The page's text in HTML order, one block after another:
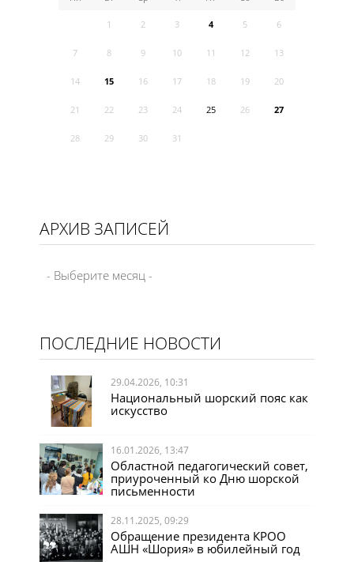
1 2 3 4 5 6
7 8 9 10 11 12 13
14 15 16 17 18 19 20
21 22 23 24 25 26 27
28 29 30 31
АРХИВ ЗАПИСЕЙ
ПОСЛЕДНИЕ НОВОСТИ
29.04.2026, 10:31
Национальный шорский пояс как
искусство
16.01.2026, 13:47
Областной педагогический совет,
приуроченный ко Дню шорской
письменности
28.11.2025, 09:29
Обращение президента КРОО
АШН «Шория» в юбилейный год